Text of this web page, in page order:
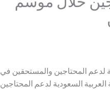
لدعم المحتاجين والمستحقين في
السعودية لدعم المحتاجين